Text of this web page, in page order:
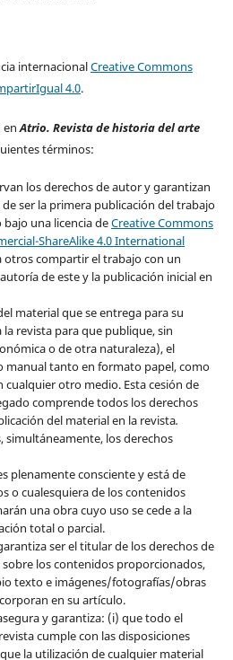
internacionalCreative Commons
4.0.
enAtrio. Revista de historia del arte
términos:
los derechos de autor y garantizan
ser la primera publicación del trabajo
una licencia deCreative Commons
ShareAlike 4.0 International
compartir el trabajo con un
de este y la publicación inicial en
material que se entrega para su
revista para que publique, sin
o de otra naturaleza), el
manual tanto en formato papel, como
cualquier otro medio. Esta cesión de
comprende todos los derechos
del material en la revista.
simultáneamente, los derechos
plenamente consciente y está de
o cualesquiera de los contenidos
una obra cuyo uso se cede a la
total o parcial.
ser el titular de los derechos de
los contenidos proporcionados,
texto e imágenes/fotografías/obras
en su artículo.
y garantiza: (i) que todo el
cumple con las disposiciones
la utilización de cualquier material